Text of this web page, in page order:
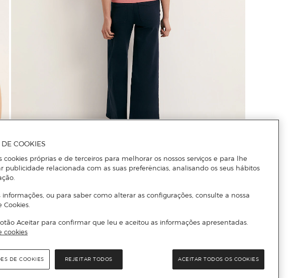
COOKIES
cookies próprias e de terceiros para melhorar os nossos serviços e para lhe
publicidade relacionada com as suas preferências, analisando os seus hábitos
informações, ou para saber como alterar as configurações, consulte a nossa
Cookies.
Aceitar para confirmar que leu e aceitou as informações apresentadas.
cookies
REJEITAR TODOS ACEITAR TODOS OS COOKIES
DE COOKIES